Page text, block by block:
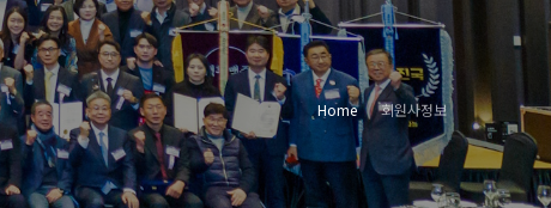
Home 회원사정보